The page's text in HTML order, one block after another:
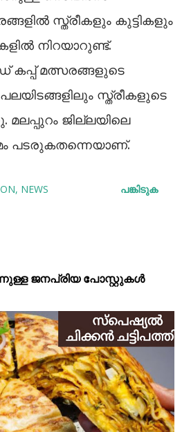
സ്ത്രീകളും കുട്ടികളും
നിറയാറുണ്ട്.
കപ്പ് മത്സരങ്ങളുടെ
സ്ത്രീകളുടെ
മലപ്പുറം ജില്ലയിലെ
പടരുകതന്നെയാണ്.
NEWS പങ്കിടുക
ജനപ്രിയ പോസ്റ്റുകള്‍‌